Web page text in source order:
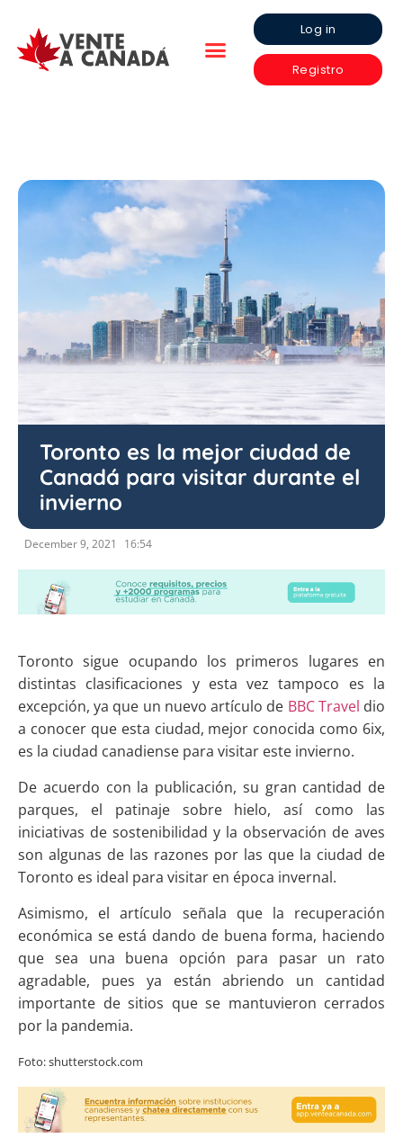
Log in
Registro
Toronto es la mejor ciudad de
Canadá para visitar durante el
invierno
December 9, 2021 16:54
Toronto sigue ocupando los primeros lugares en
distintas clasificaciones y esta vez tampoco es la
excepción, ya que un nuevo artículo de BBC Travel dio
a conocer que esta ciudad, mejor conocida como 6ix,
es la ciudad canadiense para visitar este invierno.
De acuerdo con la publicación, su gran cantidad de
parques, el patinaje sobre hielo, así como las
iniciativas de sostenibilidad y la observación de aves
son algunas de las razones por las que la ciudad de
Toronto es ideal para visitar en época invernal.
Asimismo, el artículo señala que la recuperación
económica se está dando de buena forma, haciendo
que sea una buena opción para pasar un rato
agradable, pues ya están abriendo un cantidad
importante de sitios que se mantuvieron cerrados
por la pandemia.
Foto: shutterstock.com